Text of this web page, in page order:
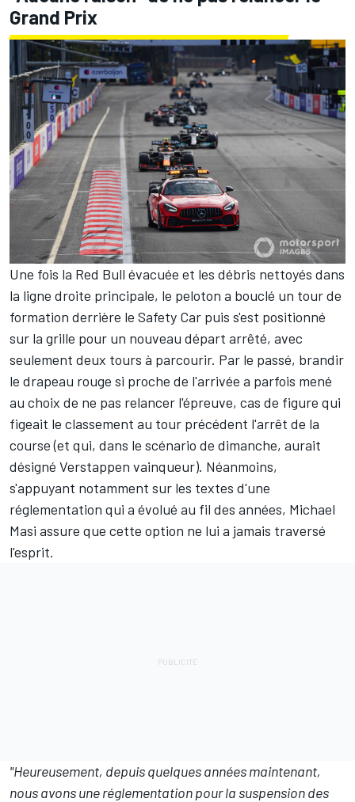
Grand Prix
Une fois la Red Bull évacuée et les débris nettoyés dans
la ligne droite principale, le peloton a bouclé un tour de
formation derrière le Safety Car puis s'est positionné
sur la grille pour un nouveau départ arrêté, avec
seulement deux tours à parcourir. Par le passé, brandir
le drapeau rouge si proche de l'arrivée a parfois mené
au choix de ne pas relancer l'épreuve, cas de figure qui
figeait le classement au tour précédent l'arrêt de la
course (et qui, dans le scénario de dimanche, aurait
désigné Verstappen vainqueur). Néanmoins,
s'appuyant notamment sur les textes d'une
réglementation qui a évolué au fil des années, Michael
Masi assure que cette option ne lui a jamais traversé
l'esprit.
"Heureusement, depuis quelques années maintenant,
nous avons une réglementation pour la suspension des